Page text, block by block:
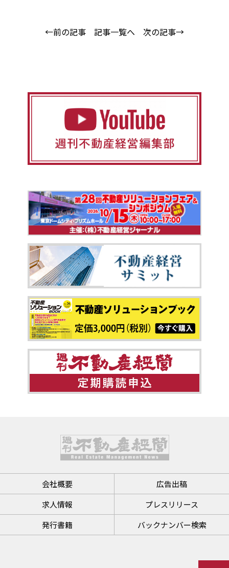
←前の記事 記事一覧へ 次の記事→
会社概要
広告出稿
求人情報
プレスリリース
発行書籍
バックナンバー検索